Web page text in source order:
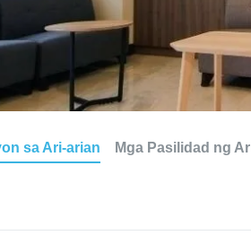
sa Ari-arian Mga Pasilidad ng